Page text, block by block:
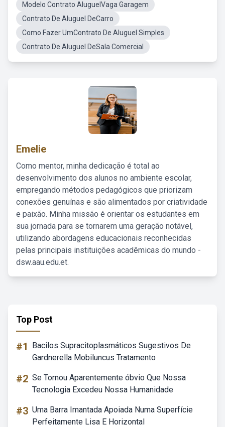
Modelo Contrato AluguelVaga Garagem
Contrato De Aluguel DeCarro
Como Fazer UmContrato De Aluguel Simples
Contrato De Aluguel DeSala Comercial
Emelie
Como mentor, minha dedicação é total ao
desenvolvimento dos alunos no ambiente escolar,
empregando métodos pedagógicos que priorizam
conexões genuínas e são alimentados por criatividade
e paixão. Minha missão é orientar os estudantes em
sua jornada para se tornarem uma geração notável,
utilizando abordagens educacionais reconhecidas
pelas principais instituições acadêmicas do mundo -
dsw.aau.edu.et.
Top Post
#1
Bacilos Supracitoplasmáticos Sugestivos De
Gardnerella Mobiluncus Tratamento
#2 Se Tornou Aparentemente óbvio Que Nossa
Tecnologia Excedeu Nossa Humanidade
#3 Uma Barra Imantada Apoiada Numa Superfície
Perfeitamente Lisa E Horizontal